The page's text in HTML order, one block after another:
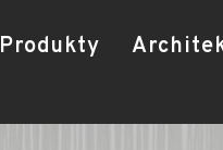
Produkty